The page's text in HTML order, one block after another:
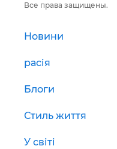
Все права защищены.
Новини
расія
Блоги
Стиль життя
У світі